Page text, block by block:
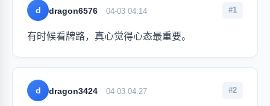
d dragon6576 04-03 04:14 #1
有时候看牌路，真心觉得心态最重要。
d dragon3424 04-03 04:27 #2